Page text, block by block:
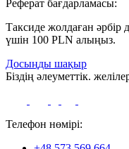
Реферат бағдарламасы:
Таксиде жолдаған
үшін 100 PLN алыңыз.
Досыңды шақыр
Біздің әлеуметтік.
Телефон нөмірі: